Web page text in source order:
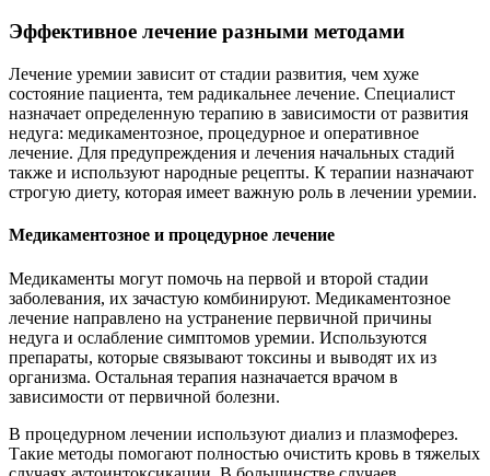
Эффективное лечение разными методами
Лечение уремии зависит от стадии развития, чем хуже
состояние пациента, тем радикальнее лечение. Специалист
назначает определенную терапию в зависимости от развития
недуга: медикаментозное, процедурное и оперативное
лечение. Для предупреждения и лечения начальных стадий
также и используют народные рецепты. К терапии назначают
строгую диету, которая имеет важную роль в лечении уремии.
Медикаментозное и процедурное лечение
Медикаменты могут помочь на первой и второй стадии
заболевания, их зачастую комбинируют. Медикаментозное
лечение направлено на устранение первичной причины
недуга и ослабление симптомов уремии. Используются
препараты, которые связывают токсины и выводят их из
организма. Остальная терапия назначается врачом в
зависимости от первичной болезни.
В процедурном лечении используют диализ и плазмоферез.
Такие методы помогают полностью очистить кровь в тяжелых